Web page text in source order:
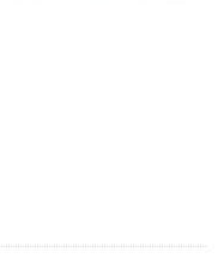
инсталляции